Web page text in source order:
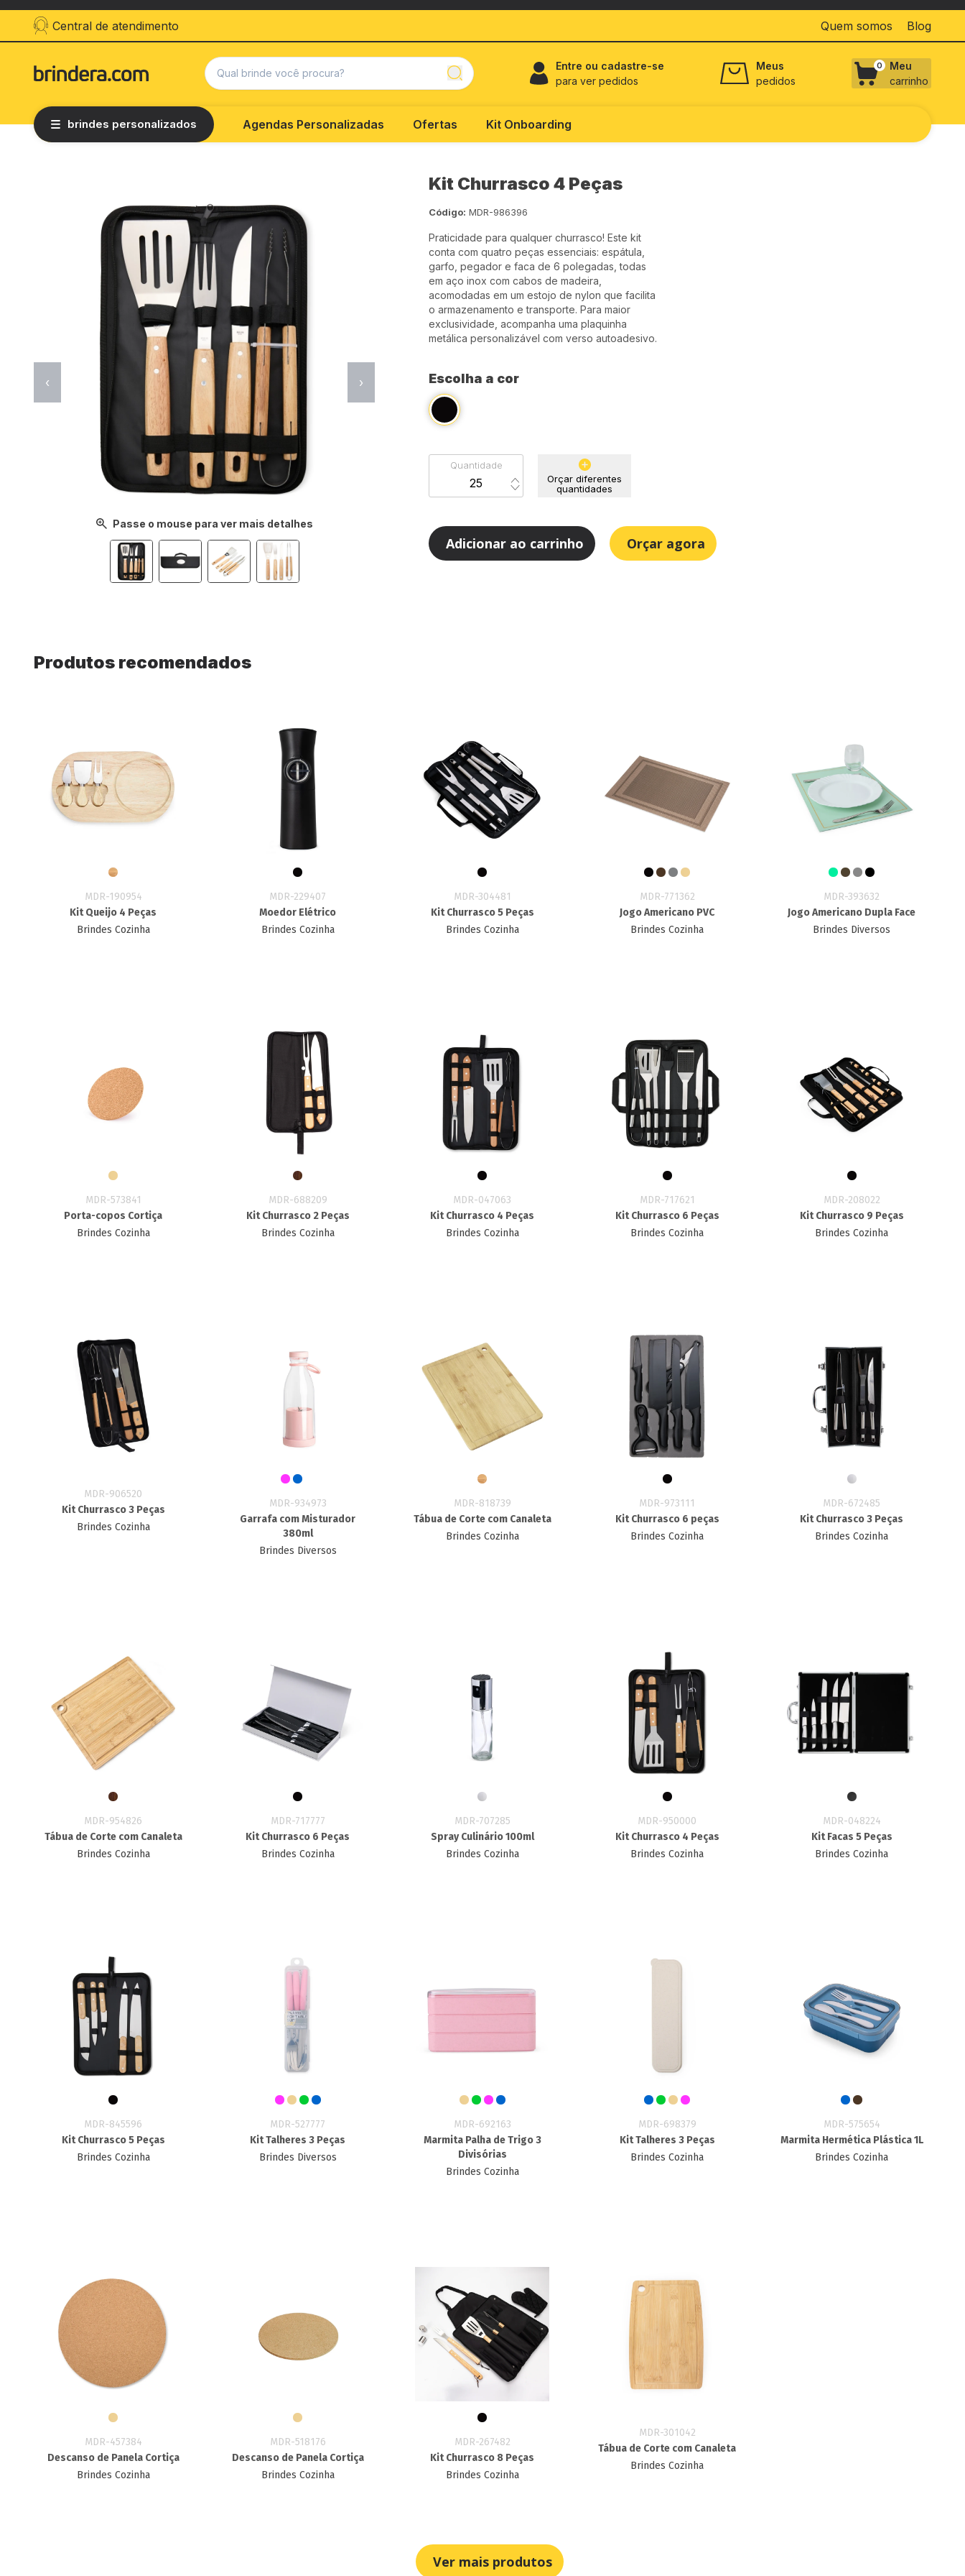
Central de atendimento Quem somos Blog
Entre ou cadastre-se
para ver pedidos
Meus
pedidos
0
Meu
carrinho
brindes personalizados Agendas Personalizadas Ofertas Kit Onboarding
Passe o mouse para ver mais detalhes
‹ ›
Kit Churrasco 4 Peças
Código: MDR-986396
Praticidade para qualquer churrasco! Este kit
conta com quatro peças essenciais: espátula,
garfo, pegador e faca de 6 polegadas, todas
em aço inox com cabos de madeira,
acomodadas em um estojo de nylon que facilita
o armazenamento e transporte. Para maior
exclusividade, acompanha uma plaquinha
metálica personalizável com verso autoadesivo.
Escolha a cor
Quantidade
Orçar diferentes
quantidades
Adicionar ao carrinho Orçar agora
Produtos recomendados
MDR-190954
Kit Queijo 4 Peças
Brindes Cozinha
MDR-229407
Moedor Elétrico
Brindes Cozinha
MDR-304481
Kit Churrasco 5 Peças
Brindes Cozinha
MDR-771362
Jogo Americano PVC
Brindes Cozinha
MDR-393632
Jogo Americano Dupla Face
Brindes Diversos
MDR-573841
Porta-copos Cortiça
Brindes Cozinha
MDR-688209
Kit Churrasco 2 Peças
Brindes Cozinha
MDR-047063
Kit Churrasco 4 Peças
Brindes Cozinha
MDR-717621
Kit Churrasco 6 Peças
Brindes Cozinha
MDR-208022
Kit Churrasco 9 Peças
Brindes Cozinha
MDR-906520
Kit Churrasco 3 Peças
Brindes Cozinha
MDR-934973
Garrafa com Misturador
380ml
Brindes Diversos
MDR-818739
Tábua de Corte com Canaleta
Brindes Cozinha
MDR-973111
Kit Churrasco 6 peças
Brindes Cozinha
MDR-672485
Kit Churrasco 3 Peças
Brindes Cozinha
MDR-954826
Tábua de Corte com Canaleta
Brindes Cozinha
MDR-717777
Kit Churrasco 6 Peças
Brindes Cozinha
MDR-707285
Spray Culinário 100ml
Brindes Cozinha
MDR-950000
Kit Churrasco 4 Peças
Brindes Cozinha
MDR-048224
Kit Facas 5 Peças
Brindes Cozinha
MDR-845596
Kit Churrasco 5 Peças
Brindes Cozinha
MDR-527777
Kit Talheres 3 Peças
Brindes Diversos
MDR-692163
Marmita Palha de Trigo 3
Divisórias
Brindes Cozinha
MDR-698379
Kit Talheres 3 Peças
Brindes Cozinha
MDR-575654
Marmita Hermética Plástica 1L
Brindes Cozinha
MDR-457384
Descanso de Panela Cortiça
Brindes Cozinha
MDR-518176
Descanso de Panela Cortiça
Brindes Cozinha
MDR-267482
Kit Churrasco 8 Peças
Brindes Cozinha
MDR-301042
Tábua de Corte com Canaleta
Brindes Cozinha
Ver mais produtos